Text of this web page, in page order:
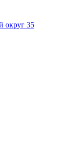
округ 35